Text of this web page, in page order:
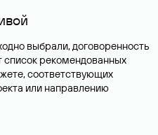
выбрали, договоренность
список рекомендованных
соответствующих
или направлению